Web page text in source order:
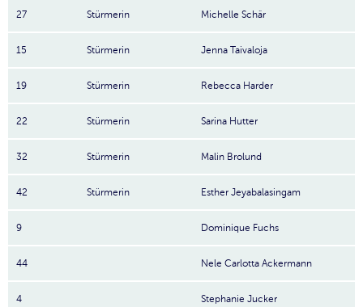
27 Stürmerin Michelle Schär
15 Stürmerin Jenna Taivaloja
19 Stürmerin Rebecca Harder
22 Stürmerin Sarina Hutter
32 Stürmerin Malin Brolund
42 Stürmerin Esther Jeyabalasingam
9 Dominique Fuchs
44 Nele Carlotta Ackermann
4 Stephanie Jucker